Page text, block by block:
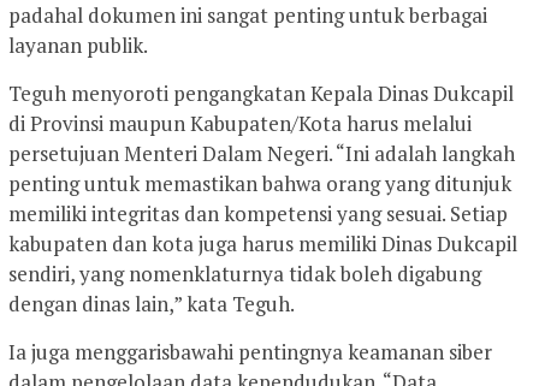
padahal dokumen ini sangat penting untuk berbagai
layanan publik.
Teguh menyoroti pengangkatan Kepala Dinas Dukcapil
di Provinsi maupun Kabupaten/Kota harus melalui
persetujuan Menteri Dalam Negeri. “Ini adalah langkah
penting untuk memastikan bahwa orang yang ditunjuk
memiliki integritas dan kompetensi yang sesuai. Setiap
kabupaten dan kota juga harus memiliki Dinas Dukcapil
sendiri, yang nomenklaturnya tidak boleh digabung
dengan dinas lain,” kata Teguh.
Ia juga menggarisbawahi pentingnya keamanan siber